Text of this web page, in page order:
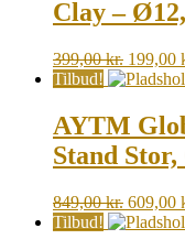
Clay –
399,00kr. Original
price
399,00
199,00
Tilbud!
AYTM
Stand
849,00kr. Original
price
609,00
Tilbud!